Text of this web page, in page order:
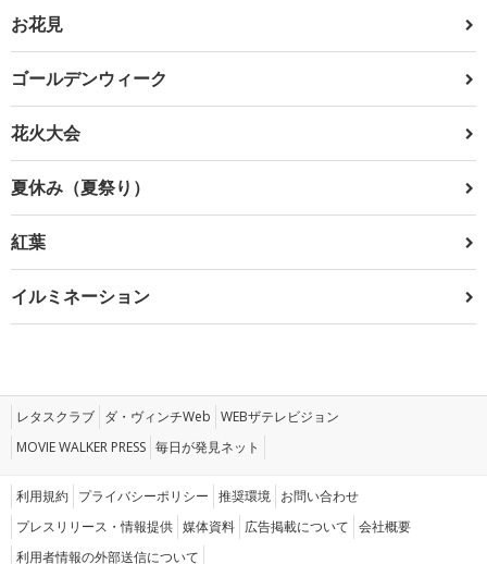
お花見
ゴールデンウィーク
花火大会
夏休み（夏祭り）
紅葉
イルミネーション
レタスクラブ ダ・ヴィンチWeb WEBザテレビジョン
MOVIE WALKER PRESS 毎日が発見ネット
利用規約 プライバシーポリシー 推奨環境 お問い合わせ
プレスリリース・情報提供 媒体資料 広告掲載について 会社概要
利用者情報の外部送信について